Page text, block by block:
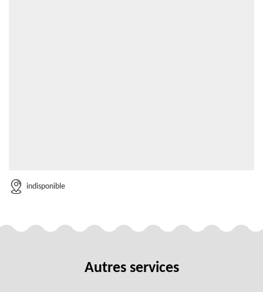
indisponible
Autres services